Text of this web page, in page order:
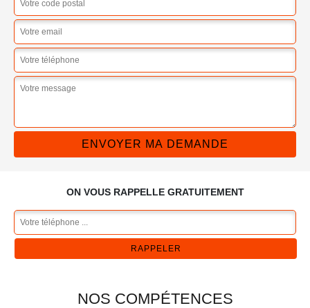
ON VOUS RAPPELLE GRATUITEMENT
NOS COMPÉTENCES